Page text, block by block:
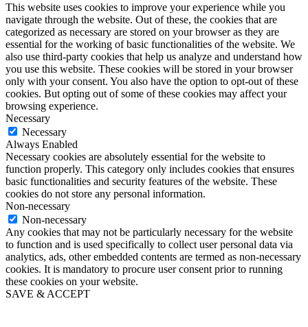
This website uses cookies to improve your experience while you
navigate through the website. Out of these, the cookies that are
categorized as necessary are stored on your browser as they are
essential for the working of basic functionalities of the website. We
also use third-party cookies that help us analyze and understand how
you use this website. These cookies will be stored in your browser
only with your consent. You also have the option to opt-out of these
cookies. But opting out of some of these cookies may affect your
browsing experience.
Necessary
Necessary
Always Enabled
Necessary cookies are absolutely essential for the website to
function properly. This category only includes cookies that ensures
basic functionalities and security features of the website. These
cookies do not store any personal information.
Non-necessary
Non-necessary
Any cookies that may not be particularly necessary for the website
to function and is used specifically to collect user personal data via
analytics, ads, other embedded contents are termed as non-necessary
cookies. It is mandatory to procure user consent prior to running
these cookies on your website.
SAVE & ACCEPT